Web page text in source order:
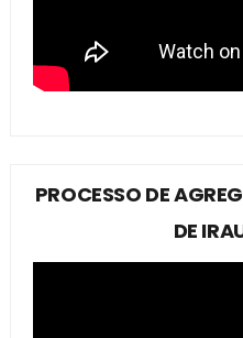
PROCESSO DE
DE